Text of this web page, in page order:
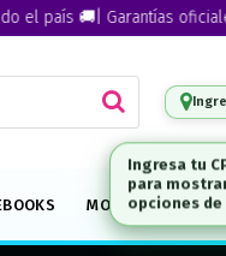
país 🚚| Garantías oficiales🏅
MONITORES